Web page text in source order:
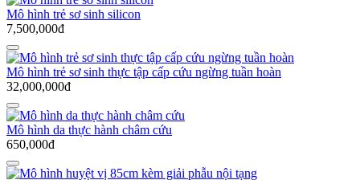
Mô hình trẻ sơ sinh silicon
7,500,000đ
Mô hình trẻ sơ sinh thực tập cấp cứu ngừng tuần hoàn
32,000,000đ
Mô hình da thực hành châm cứu
650,000đ